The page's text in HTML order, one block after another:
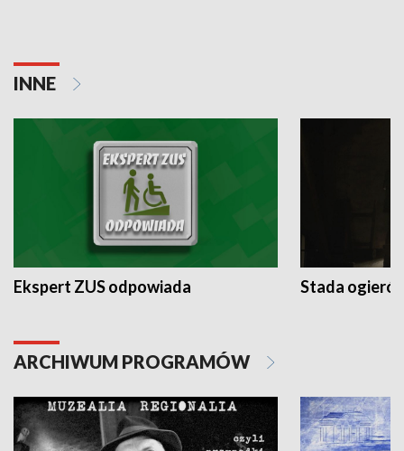
INNE
Ekspert ZUS odpowiada Stada
ARCHIWUM PROGRAMÓW